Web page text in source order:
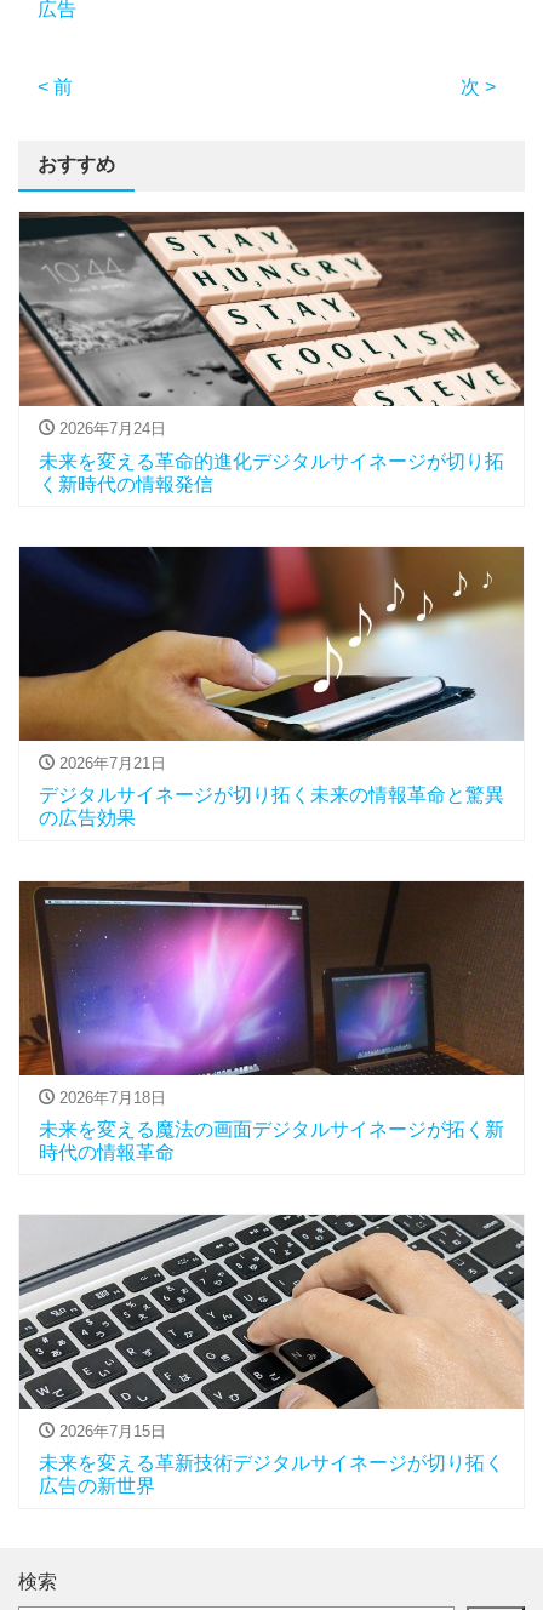
広告
< 前 次 >
おすすめ
2026年7月24日
未来を変える革命的進化デジタルサイネージが切り拓
く新時代の情報発信
2026年7月21日
デジタルサイネージが切り拓く未来の情報革命と驚異
の広告効果
2026年7月18日
未来を変える魔法の画面デジタルサイネージが拓く新
時代の情報革命
2026年7月15日
未来を変える革新技術デジタルサイネージが切り拓く
広告の新世界
検索